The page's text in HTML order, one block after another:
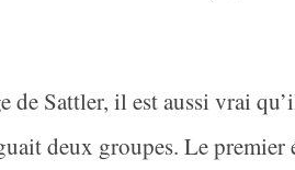
de Sattler, il est aussi vrai
deux groupes. Le premier